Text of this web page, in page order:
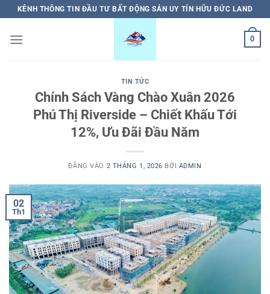
qua
nội
KÊNH THÔNG TIN ĐẦU TƯ BẤT ĐỘNG SẢN UY TÍN HỮU ĐỨC LAND
0
TIN TỨC
Chính Sách Vàng Chào Xuân 2026
Phú Thị Riverside – Chiết Khấu Tới
12%, Ưu Đãi Đầu Năm
ĐĂNG VÀO 2 THÁNG 1, 2026 BỞI ADMIN
02
Th1